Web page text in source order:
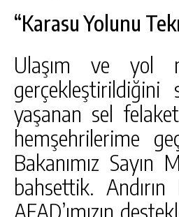
“Karasu Yolunu
Ulaşım ve yol
yaşanan sel
hemşehrilerime
Bakanımız
bahsettik.
AFAD’ımızın